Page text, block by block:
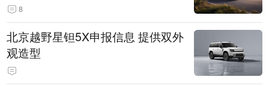
8
北京越野星钽5X申报信息 提供双外
观造型